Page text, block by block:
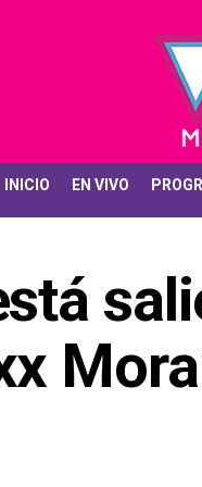
INICIO EN VIVO